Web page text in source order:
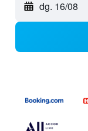
dg. 16/08